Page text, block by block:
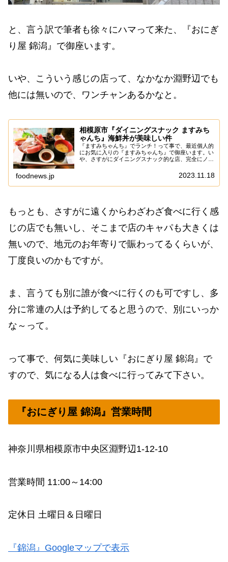
と、言う訳で筆者も徐々にハマって来た、『おにぎ
り屋 錦潟』で御座います。
いや、こういう感じの店って、なかなか淵野辺でも
他には無いので、ワンチャンあるかなと。
相模原市『ダイニングスナック ますみち
ゃんち』海鮮丼が美味しい件
『ますみちゃんち』でランチ！って事で、最近個人的
にお気に入りの『ますみちゃんち』で御座います。い
や、さすがにダイニングスナック的な店、完全にノー
らハマったかもでして、やはり何事も経験だな～っ
foodnews.jp 2023.11.18
もっとも、さすがに遠くからわざわざ食べに行く感
じの店でも無いし、そこまで店のキャパも大きくは
無いので、地元のお年寄りで賑わってるくらいが、
丁度良いのかもですが。
ま、言うても別に誰が食べに行くのも可ですし、多
分に常連の人は予約してると思うので、別にいっか
な～って。
って事で、何気に美味しい『おにぎり屋 錦潟』で
すので、気になる人は食べに行ってみて下さい。
『おにぎり屋 錦潟』営業時間
神奈川県相模原市中央区淵野辺1-12-10
営業時間 11:00～14:00
定休日 土曜日＆日曜日
『錦潟』Googleマップで表示